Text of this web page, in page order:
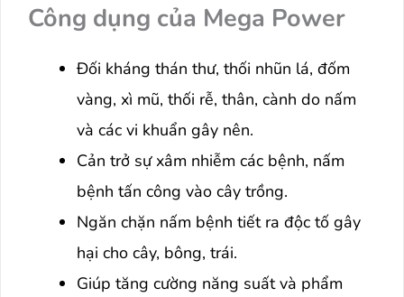
Công dụng của Mega Power
Đối kháng thán thư, thối nhũn lá, đốm
vàng, xì mũ, thối rễ, thân, cành do nấm
và các vi khuẩn gây nên.
Cản trở sự xâm nhiễm các bệnh, nấm
bệnh tấn công vào cây trồng.
Ngăn chặn nấm bệnh tiết ra độc tố gây
hại cho cây, bông, trái.
Giúp tăng cường năng suất và phẩm